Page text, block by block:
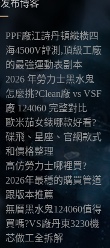
、欧美以及其他海
方案另行報價，客
熱門款現貨數量有
戴上喜歡的腕錶。
布博客
PPF廠江詩丹頓縱橫四
海4500V評測,頂級工廠
的最強運動表副本
2026 年勞力士黑水鬼
怎麼挑?Clean廠 vs VSF
廠 124060 完整對比
歐米茄女錶哪款好看?
碟飛、星座、官網款式
和價格整理
高仿勞力士哪裡買?
2026年最穩的購買管道
跟版本推薦
無曆黑水鬼124060值得
買嗎?VS廠丹東3230機
芯做工全拆解